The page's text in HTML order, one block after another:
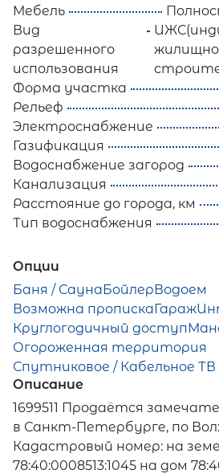
Мебель
Вид
разрешенного
использования
Форма участка
Рельеф
Электроснабжение
Газификация
Водоснабжение загород
Канализация
Расстояние до города, км
Тип водоснабжения
Опции
Баня / СаунаБойлерВодоем
Возможна пропискаГараж
Круглогодичный доступ
Огороженная территория
Спутниковое / Кабельное ТВ
Описание
1699511 Продаётся
в Санкт-Петербурге, по
Кадастровый номер: на
78:40:0008513:1045 на дом